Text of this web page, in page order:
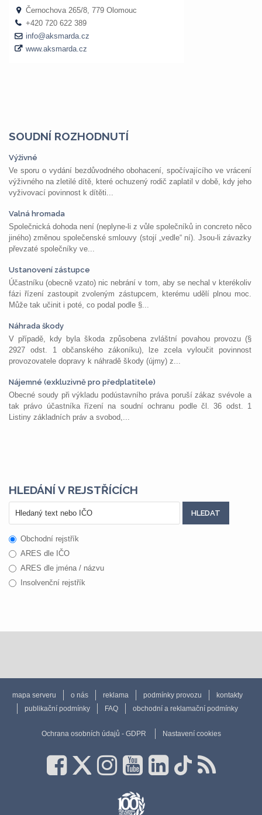
SOUDNÍ ROZHODNUTÍ
Výživné
Ve sporu o vydání bezdůvodného obohacení, spočívajícího ve vrácení
výživného na zletilé dítě, které ochuzený rodič zaplatil v době, kdy jeho
vyživovací povinnost k dítěti...
Valná hromada
Společnická dohoda není (neplyne-li z vůle společníků in concreto něco
jiného) změnou společenské smlouvy (stojí „vedle“ ní). Jsou-li závazky
převzaté společníky ve...
Ustanovení zástupce
Účastníku (obecně vzato) nic nebrání v tom, aby se nechal v kterékoliv
fázi řízení zastoupit zvoleným zástupcem, kterému udělí plnou moc.
Může tak učinit i poté, co podal podle §...
Náhrada škody
V případě, kdy byla škoda způsobena zvláštní povahou provozu (§
2927 odst. 1 občanského zákoníku), lze zcela vyloučit povinnost
provozovatele dopravy k náhradě škody (újmy) z...
Nájemné (exkluzivně pro předplatitele)
Obecné soudy při výkladu podústavního práva poruší zákaz svévole a
tak právo účastníka řízení na soudní ochranu podle čl. 36 odst. 1
Listiny základních práv a svobod,...
HLEDÁNÍ V REJSTŘÍCÍCH
Obchodní rejstřík
ARES dle IČO
ARES dle jména / názvu
Insolvenční rejstřík
mapa serveru o nás reklama podmínky provozu
kontakty
publikační podmínky
FAQ obchodní a reklamační podmínky
Ochrana osobních údajů - GDPR Nastavení cookies